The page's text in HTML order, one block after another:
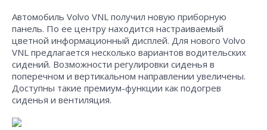
Автомобиль Volvo VNL получил новую приборную
панель. По ее центру находится настраиваемый
цветной информационный дисплей. Для нового Volvo
VNL предлагается несколько вариантов водительских
сидений. Возможности регулировки сиденья в
поперечном и вертикальном направлении увеличены.
Доступны такие премиум-функции как подогрев
сиденья и вентиляция.